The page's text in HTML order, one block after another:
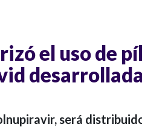
el uso de
será